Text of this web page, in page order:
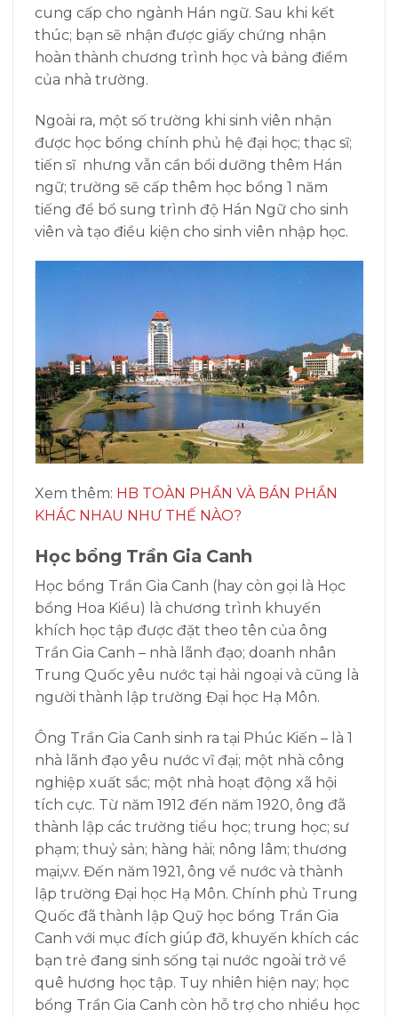
cung cấp cho ngành Hán ngữ. Sau khi kết
thúc; bạn sẽ nhận được giấy chứng nhận
hoàn thành chương trình học và bảng điểm
của nhà trường.
Ngoài ra, một số trường khi sinh viên nhận
được học bổng chính phủ hệ đại học; thạc sĩ;
tiến sĩ nhưng vẫn cần bồi dưỡng thêm Hán
ngữ; trường sẽ cấp thêm học bổng 1 năm
tiếng để bổ sung trình độ Hán Ngữ cho sinh
viên và tạo điều kiện cho sinh viên nhập học.
Xem thêm: HB TOÀN PHẦN VÀ BÁN PHẦN
KHÁC NHAU NHƯ THẾ NÀO?
Học bổng Trần Gia Canh
Học bổng Trần Gia Canh (hay còn gọi là Học
bổng Hoa Kiều) là chương trình khuyến
khích học tập được đặt theo tên của ông
Trần Gia Canh – nhà lãnh đạo; doanh nhân
Trung Quốc yêu nước tại hải ngoại và cũng là
người thành lập trường Đại học Hạ Môn.
Ông Trần Gia Canh sinh ra tại Phúc Kiến – là 1
nhà lãnh đạo yêu nước vĩ đại; một nhà công
nghiệp xuất sắc; một nhà hoạt động xã hội
tích cực. Từ năm 1912 đến năm 1920, ông đã
thành lập các trường tiểu học; trung học; sư
phạm; thuỷ sản; hàng hải; nông lâm; thương
mại,v.v. Đến năm 1921, ông về nước và thành
lập trường Đại học Hạ Môn. Chính phủ Trung
Quốc đã thành lập Quỹ học bổng Trần Gia
Canh với mục đích giúp đỡ, khuyến khích các
bạn trẻ đang sinh sống tại nước ngoài trở về
quê hương học tập. Tuy nhiên hiện nay; học
bổng Trần Gia Canh còn hỗ trợ cho nhiều học